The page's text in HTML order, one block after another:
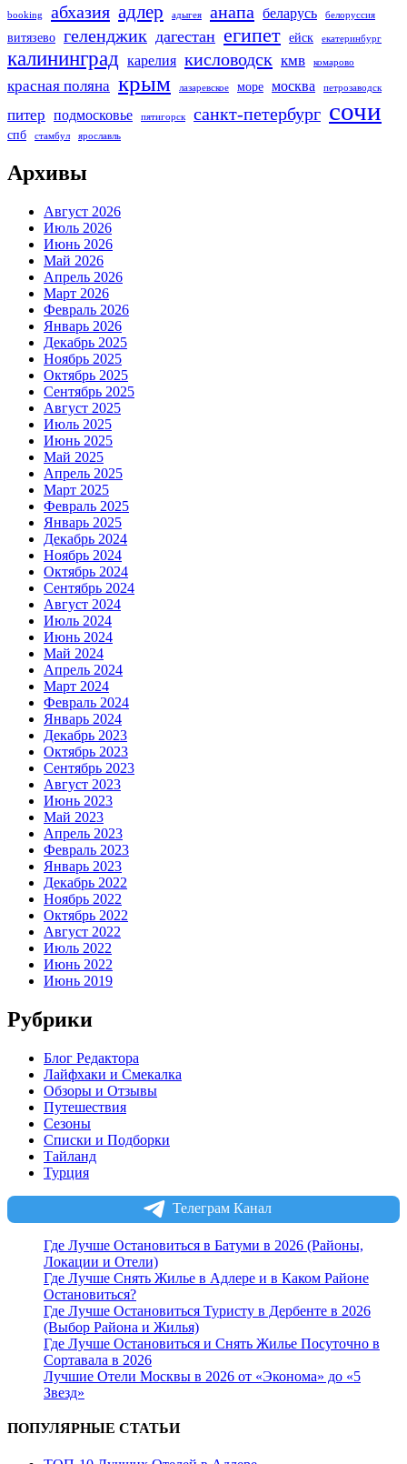
booking абхазия адлер адыгея анапа беларусь белоруссия
витязево геленджик дагестан египет ейск екатеринбург
калининград карелия кисловодск кмв комарово
красная поляна крым лазаревское море москва петрозаводск
питер подмосковье пятигорск санкт-петербург сочи
спб стамбул ярославль
Архивы
Август 2026
Июль 2026
Июнь 2026
Май 2026
Апрель 2026
Март 2026
Февраль 2026
Январь 2026
Декабрь 2025
Ноябрь 2025
Октябрь 2025
Сентябрь 2025
Август 2025
Июль 2025
Июнь 2025
Май 2025
Апрель 2025
Март 2025
Февраль 2025
Январь 2025
Декабрь 2024
Ноябрь 2024
Октябрь 2024
Сентябрь 2024
Август 2024
Июль 2024
Июнь 2024
Май 2024
Апрель 2024
Март 2024
Февраль 2024
Январь 2024
Декабрь 2023
Октябрь 2023
Сентябрь 2023
Август 2023
Июнь 2023
Май 2023
Апрель 2023
Февраль 2023
Январь 2023
Декабрь 2022
Ноябрь 2022
Октябрь 2022
Август 2022
Июль 2022
Июнь 2022
Июнь 2019
Рубрики
Блог Редактора
Лайфхаки и Смекалка
Обзоры и Отзывы
Путешествия
Сезоны
Списки и Подборки
Тайланд
Турция
Телеграм Канал
Где Лучше Остановиться в Батуми в 2026 (Районы,
Локации и Отели)
Где Лучше Снять Жилье в Адлере и в Каком Районе
Остановиться?
Где Лучше Остановиться Туристу в Дербенте в 2026
(Выбор Района и Жилья)
Где Лучше Остановиться и Снять Жилье Посуточно в
Сортавала в 2026
Лучшие Отели Москвы в 2026 от «Эконома» до «5
Звезд»
ПОПУЛЯРНЫЕ СТАТЬИ